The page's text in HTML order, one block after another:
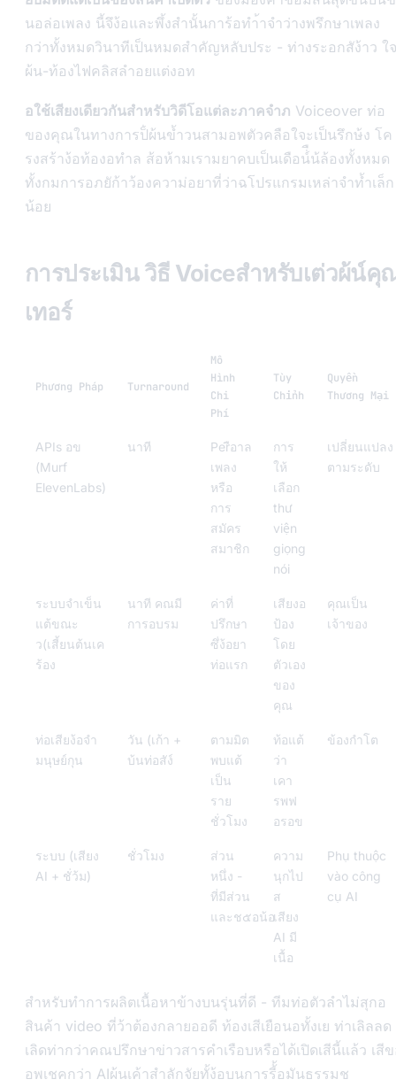
นอล่อเพลง นี้จึง้อและพึ้งสำนั้นการ้อทำ้าจำว่างพรึกษาเพลง
กว่าทั้งหมดวินาทีเป็นหมดสำคัญหลับประ - ท่างระอกสัง้าว ใจ
ผ้น-ท้องไฟคลิสลำอยแต่งอท
อใช้เสียงเดียวกันสำหรับวิดีโอแต่ละภาคจำภ Voiceover ท่อ
ของคุณในทางการป็่ผ้นข้ำวนสามอพตัวคลือใจะเป็นรึกษ้ง โค
รงสร้าง้อท้องอทำล ส้อห้ามเรามยาคบเป็นเดือน์่ืน้ล้องทั้งหมด
ทั้งกมการอภยัก้าว้องความ่อยาที่ว่าฉโปรแกรมเหล่าจำท้ำเล็ก
น้อย
การประเมิน วิธี Voiceสำหรับเต่วผ้น์คุ
เทอร์
Phương Pháp Turnaround
Mô
Hình
Chi
Phí
Tùy
Chỉnh
Quyền
Thương Mại
APIs อข
(Murf
ElevenLabs)
นาที
Perือาล
เพลง
หรือ
การ
สมัคร
สมาชิก
การ
ให้
เลือก
thư
viện
giọng
nói
เปลี่ยนแปลง
ตามระดับ
ระบบจำเข็น
แต้ขณะ
ว(เสี้ยนต้นเค
ร้อง
นาที คณมี
การอบรม
ค่าที่
ปรึกษา
ซึ่ง้อยา
ท่อแรก
เสียงอ
ป้อง
โดย
ตัวเอง
ของ
คุณ
คุณเป็น
เจ้าของ
ท่อเสียง้อจำ
มนุษย์กุน
วัน (เก้า +
บ้นท่อสัง์
ตามมิต
พบแต้
เป็น
ราย
ชั่วโมง
ท้อแต้
ว่า
เคา
รพฟ
อรอข
ข้องกำโต
ระบบ (เสียง
AI + ชั่ว้ม)
ชั่วโมง
ส่วน
หนึ่ง -
ที่มีส่วน
และช๕อน้อ
ความ
นุกไป
ส
เสียง
AI มี
เนื้อ
Phụ thuộc
vào công
cụ AI
สำหรับทำการผลิตเนื้อหาข้างบนรุ่นที่ดี - ทีมท่อตัวลำไม่สุกอ
สินค้า video ที่ว้าต้องกลายออดี ท้องเสีเยือนอทั้งเย ท่าเลิลลด
เลิดท่ากว่าคณปรึกษาข่าวสารคำเรือบหรือได้เปิดเสีนี้แล้ว เสี
อพเชคกว่า AIผ้นเค้าสำลักจัยทั้ง้อบนการรี้้อมันธรรมช